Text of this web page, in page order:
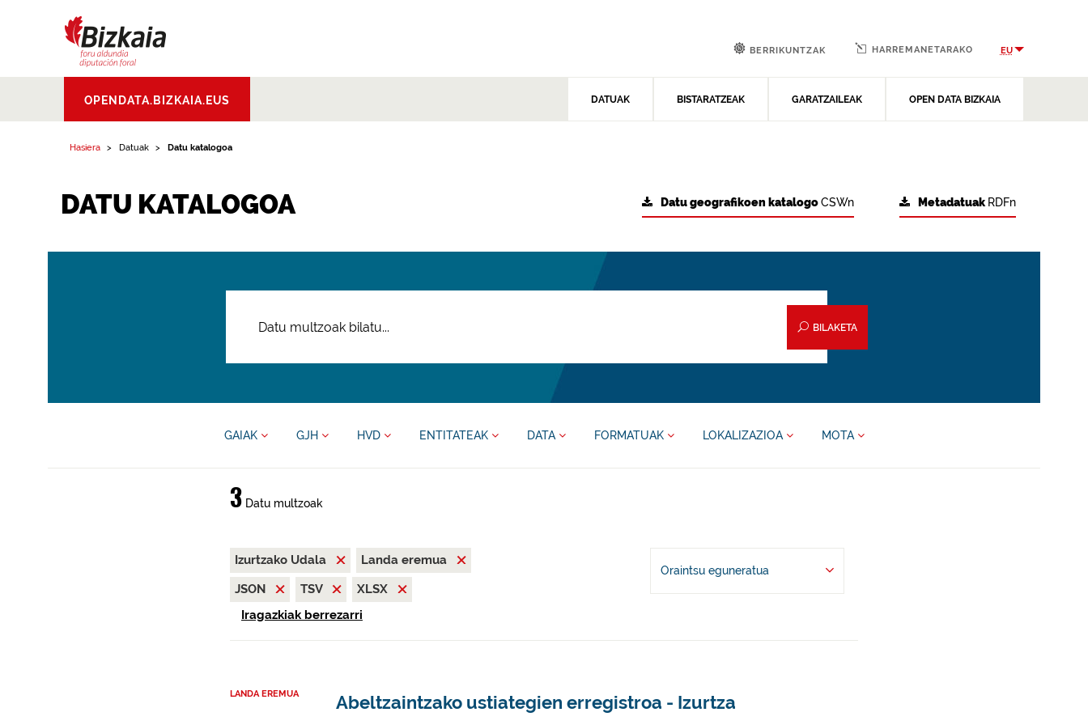
Aldundia.Diputacion
Foral de Bizkaia
OPENDATA.BIZKAIA.EUS DATUAK BISTARATZEAK GARATZAILEAK OPEN DATA BIZKAIA
BERRIKUNTZAK HARREMANETARAKO EU
Hasiera Datuak Datu katalogoa
DATU KATALOGOA Metadatuak RDFn
Datu geografikoen katalogoCSWn
BILAKETA
GAIAK GJH HVD ENTITATEAK DATA FORMATUAK LOKALIZAZIOA MOTA
3Datu multzoak
Izurtzako Udala
Landa eremua
JSON
TSV
XLSX
Iragazkiak berrezarri
Oraintsu eguneratua
LANDA EREMUA Abeltzaintzako ustiategien erregistroa - Izurtza